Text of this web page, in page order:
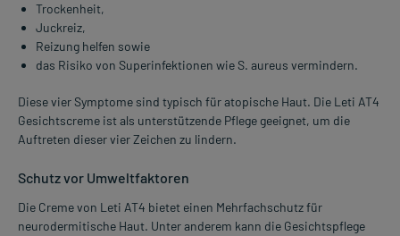
Trockenheit,
Juckreiz,
Reizung helfen sowie
das Risiko von Superinfektionen wie S. aureus vermindern.
Diese vier Symptome sind typisch für atopische Haut. Die Leti AT4
Gesichtscreme ist als unterstützende Pflege geeignet, um die
Auftreten dieser vier Zeichen zu lindern.
Schutz vor Umweltfaktoren
Die Creme von Leti AT4 bietet einen Mehrfachschutz für
neurodermitische Haut. Unter anderem kann die Gesichtspflege